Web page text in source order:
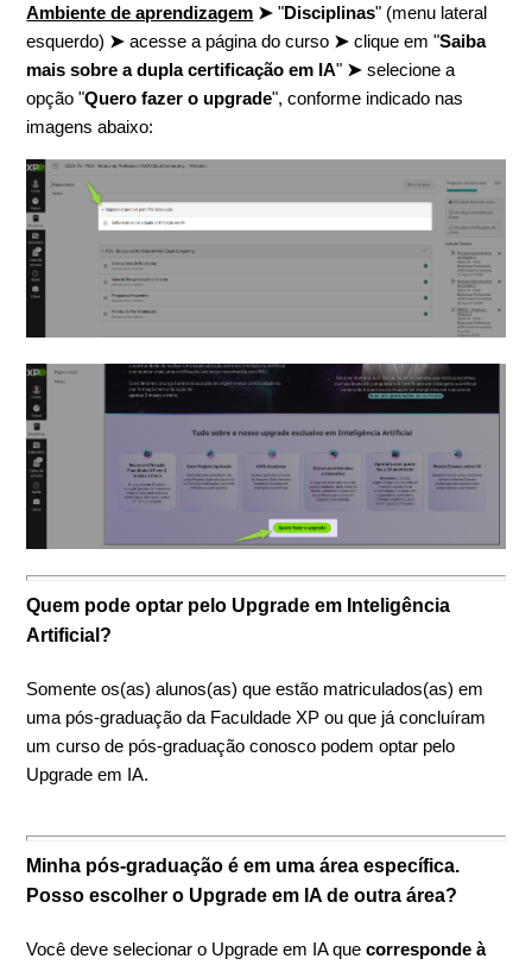
Ambiente de aprendizagem ➤ "Disciplinas" (menu lateral
esquerdo) ➤acesse a página do curso ➤ clique em "Saiba
mais sobre a dupla certificação em IA" ➤ selecione a
opção "Quero fazer o upgrade", conforme indicado nas
imagens abaixo:
Quem pode optar pelo Upgrade em Inteligência
Artificial?
Somente os(as) alunos(as) que estão matriculados(as) em
uma pós-graduação da Faculdade XP ou que já concluíram
um curso de pós-graduação conosco podem optar pelo
Upgrade em IA.
Minha pós-graduação é em uma área específica.
Posso escolher o Upgrade em IA de outra área?
Você deve selecionar o Upgrade em IA quecorresponde à